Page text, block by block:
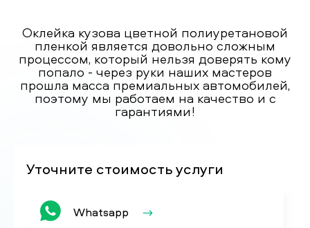
Оклейка кузова цветной полиуретановой
пленкой является довольно сложным
процессом, который нельзя доверять кому
попало - через руки наших мастеров
прошла масса премиальных автомобилей,
поэтому мы работаем на качество и с
гарантиями!
Уточните стоимость услуги
Whatsapp